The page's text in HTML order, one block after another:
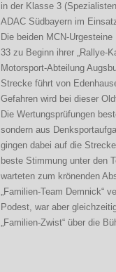
in der Klasse 3
ADAC Südbayern im
Die beiden MCN-
33 zu Beginn ihrer „Rallye-
Motorsport-Abteilung
Strecke führt von
Gefahren wird bei dieser
Die Wertungsprüfungen
sondern aus
gingen dabei auf die
beste Stimmung unter den
warteten zum krönenden
„Familien-Team Demnick“
Podest, war aber
„Familien-Zwist“ über die